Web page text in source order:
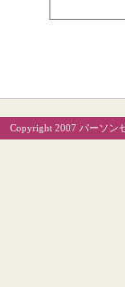
Copyright 2007 パーソン